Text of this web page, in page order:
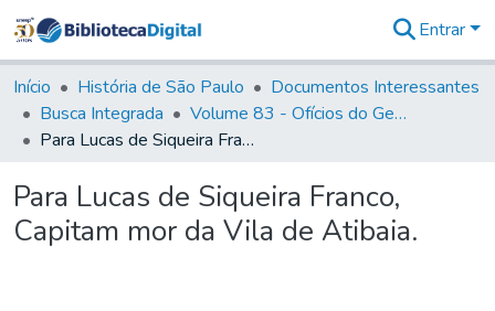
&
Coleções
Tudo na
Biblioteca
Estatísticas
Entrar
Início História de São Paulo
Documentos Interessantes
Busca Integrada
Volume 83 - Ofícios do General Martim Lopes Lobo de Saldanha (Governador da Capitania): 1780- 1782
Para Lucas de Siqueira Franco, Capitam mor da Vila de Atibaia.
Para Lucas de Siqueira Franco,
Capitam mor da Vila de Atibaia.